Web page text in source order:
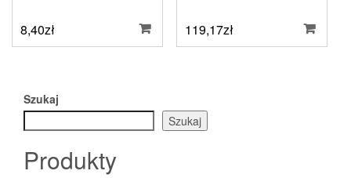
8,40zł 119,17zł
Szukaj
Szukaj
Produkty